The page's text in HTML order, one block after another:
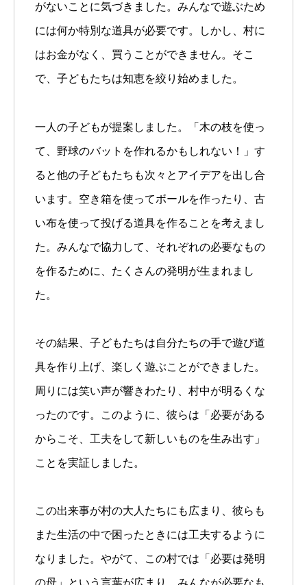
がないことに気づきました。みんなで遊ぶため
には何か特別な道具が必要です。しかし、村に
はお金がなく、買うことができません。そこ
で、子どもたちは知恵を絞り始めました。
一人の子どもが提案しました。「木の枝を使っ
て、野球のバットを作れるかもしれない！」す
ると他の子どもたちも次々とアイデアを出し合
います。空き箱を使ってボールを作ったり、古
い布を使って投げる道具を作ることを考えまし
た。みんなで協力して、それぞれの必要なもの
を作るために、たくさんの発明が生まれまし
た。
その結果、子どもたちは自分たちの手で遊び道
具を作り上げ、楽しく遊ぶことができました。
周りには笑い声が響きわたり、村中が明るくな
ったのです。このように、彼らは「必要がある
からこそ、工夫をして新しいものを生み出す」
ことを実証しました。
この出来事が村の大人たちにも広まり、彼らも
また生活の中で困ったときには工夫するように
なりました。やがて、この村では「必要は発明
の母」という言葉が広まり、みんなが必要なも